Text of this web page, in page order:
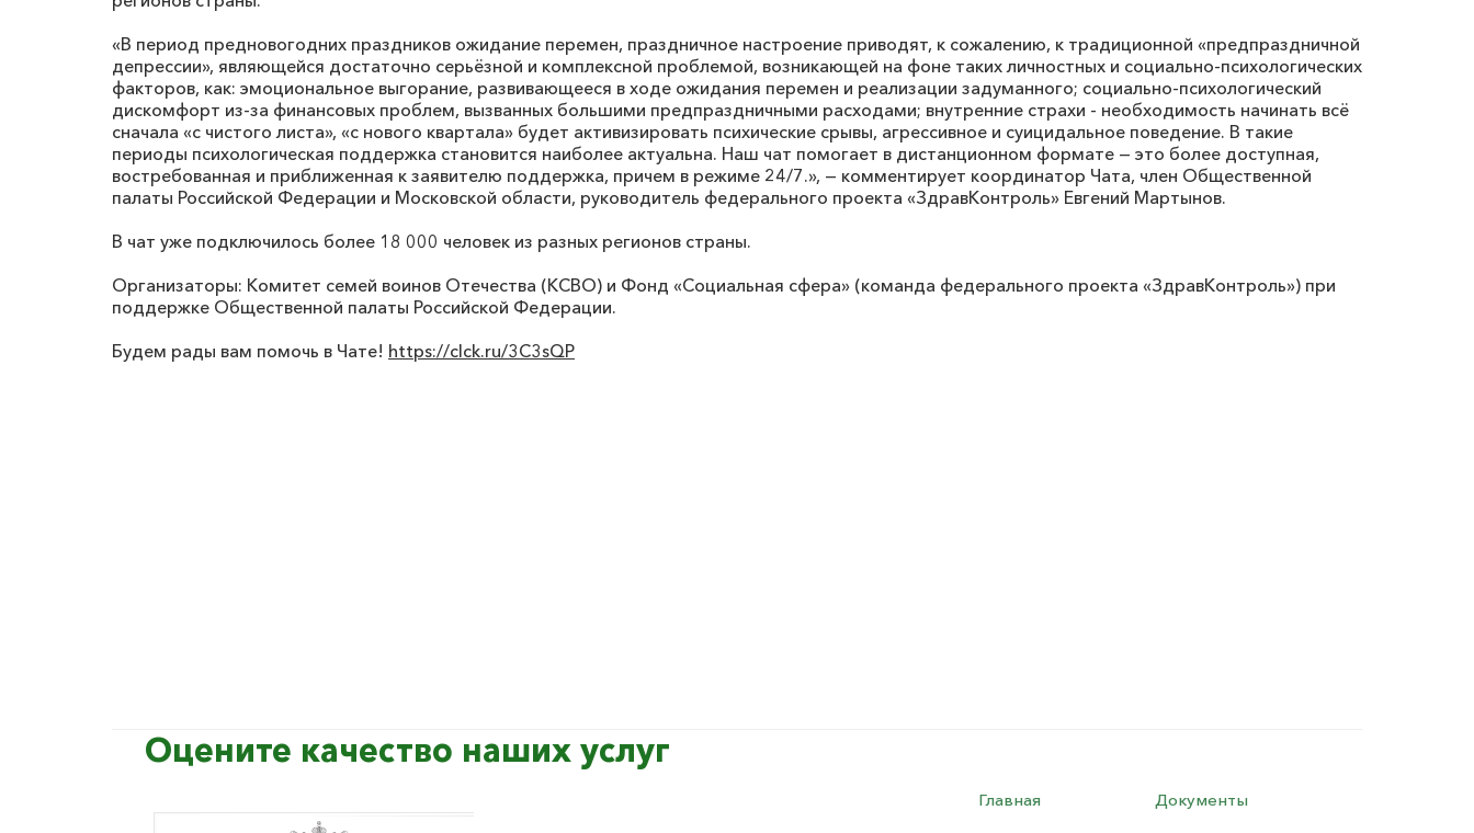
«В период предновогодних праздников ожидание перемен, праздничное настроение приводят, к сожалению, к традиционной «предпраздничной
депрессии», являющейся достаточно серьёзной и комплексной проблемой, возникающей на фоне таких личностных и социально-психологических
факторов, как: эмоциональное выгорание, развивающееся в ходе ожидания перемен и реализации задуманного; социально-психологический
дискомфорт из-за финансовых проблем, вызванных большими предпраздничными расходами; внутренние страхи - необходимость начинать всё
сначала «с чистого листа», «с нового квартала» будет активизировать психические срывы, агрессивное и суицидальное поведение. В такие
периоды психологическая поддержка становится наиболее актуальна. Наш чат помогает в дистанционном формате — это более доступная,
востребованная и приближенная к заявителю поддержка, причем в режиме 24/7.», — комментирует координатор Чата, член Общественной
палаты Российской Федерации и Московской области, руководитель федерального проекта «ЗдравКонтроль» Евгений Мартынов.
В чат уже подключилось более 18 000 человек из разных регионов страны.
Организаторы: Комитет семей воинов Отечества (КСВО) и Фонд «Социальная сфера» (команда федерального проекта «ЗдравКонтроль») при
поддержке Общественной палаты Российской Федерации.
Будем рады вам помочь в Чате! https://clck.ru/3C3sQP
Оцените качество наших услуг
Главная Документы